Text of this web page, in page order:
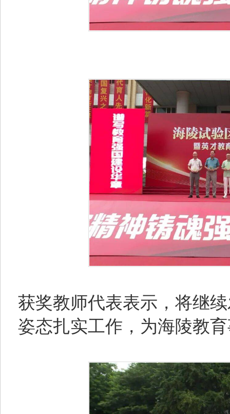
获奖教师代表表示，将继
姿态扎实工作，为海陵教